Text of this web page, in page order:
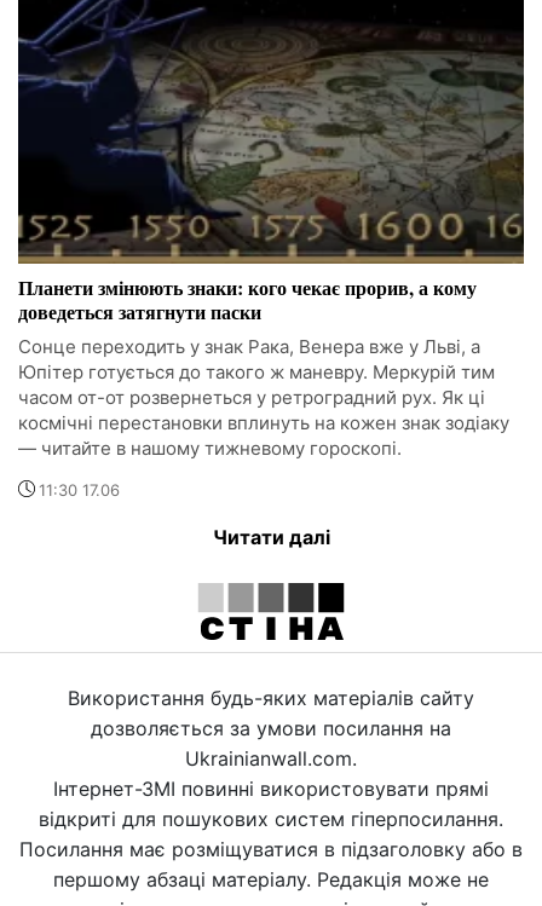
Планети змінюють знаки: кого чекає прорив, а кому
доведеться затягнути паски
Сонце переходить у знак Рака, Венера вже у Льві, а
Юпітер готується до такого ж маневру. Меркурій тим
часом от-от розвернеться у ретроградний рух. Як ці
космічні перестановки вплинуть на кожен знак зодіаку
— читайте в нашому тижневому гороскопі.
11:30 17.06
Читати далі
Використання будь-яких матеріалів сайту
дозволяється за умови посилання на
Ukrainianwall.com.
Інтернет-ЗМІ повинні використовувати прямі
відкриті для пошукових систем гіперпосилання.
Посилання має розміщуватися в підзаголовку або в
першому абзаці матеріалу. Редакція може не